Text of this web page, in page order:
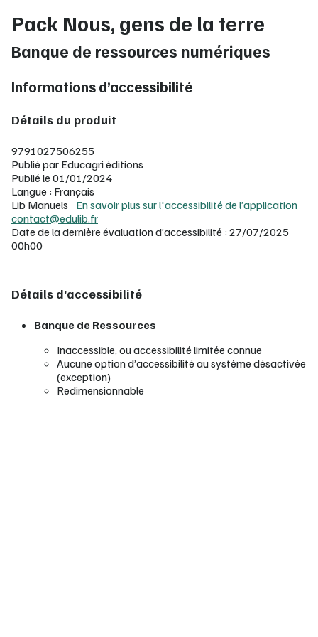
Pack Nous, gens de la terre
Banque de ressources numériques
Informations d’accessibilité
Détails du produit
9791027506255
Publié par Educagri éditions
Publié le 01/01/2024
Langue : Français
Lib Manuels
En savoir plus sur l'accessibilité de l’application
contact@edulib.fr
Date de la dernière évaluation d’accessibilité : 27/07/2025
00h00
Détails d’accessibilité
Banque de Ressources
Inaccessible, ou accessibilité limitée connue
Aucune option d’accessibilité au système désactivée
(exception)
Redimensionnable